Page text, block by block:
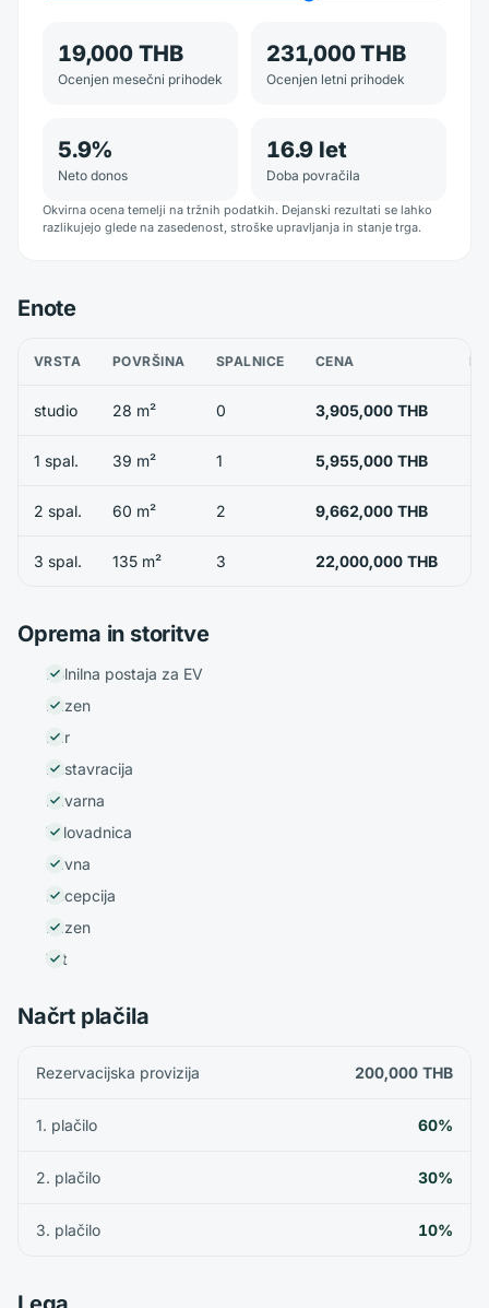
19,000 THB
Ocenjen mesečni prihodek
231,000 THB
Ocenjen letni prihodek
5.9%
Neto donos
16.9 let
Doba povračila
Okvirna ocena temelji na tržnih podatkih. Dejanski rezultati se lahko
razlikujejo glede na zasedenost, stroške upravljanja in stanje trga.
Enote
VRSTA POVRŠINA SPALNICE CENA
studio 28 m² 0 3,905,000 THB
1 spal. 39 m² 1 5,955,000 THB
2 spal. 60 m² 2 9,662,000 THB
3 spal. 135 m² 3 22,000,000 THB
Oprema in storitve
Polnilna postaja za EV
Bazen
Bar
Restavracija
Kavarna
Telovadnica
Savna
Recepcija
Bazen
Vrt
Načrt plačila
Rezervacijska provizija 200,000 THB
1. plačilo 60%
2. plačilo 30%
3. plačilo 10%